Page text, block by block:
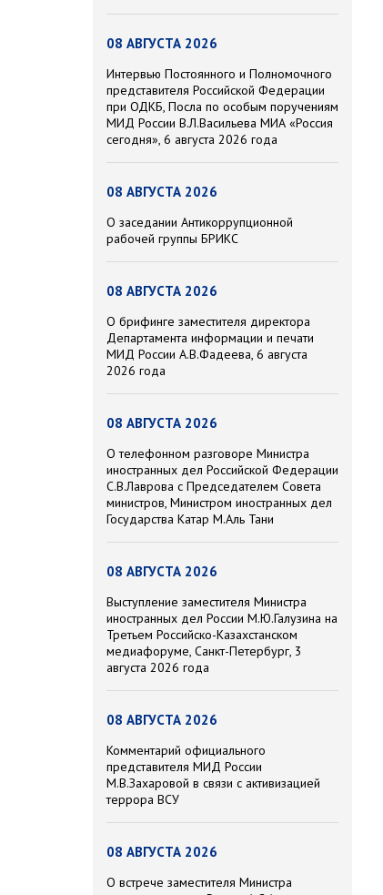
08 АВГУСТА 2026
Интервью Постоянного и Полномочного
представителя Российской Федерации
при ОДКБ, Посла по особым поручениям
МИД России В.Л.Васильева МИА «Россия
сегодня», 6 августа 2026 года
08 АВГУСТА 2026
О заседании Антикоррупционной
рабочей группы БРИКС
08 АВГУСТА 2026
О брифинге заместителя директора
Департамента информации и печати
МИД России А.В.Фадеева, 6 августа
2026 года
08 АВГУСТА 2026
О телефонном разговоре Министра
иностранных дел Российской Федерации
С.В.Лаврова с Председателем Совета
министров, Министром иностранных дел
Государства Катар М.Аль Тани
08 АВГУСТА 2026
Выступление заместителя Министра
иностранных дел России М.Ю.Галузина на
Третьем Российско-Казахстанском
медиафоруме, Санкт-Петербург, 3
августа 2026 года
08 АВГУСТА 2026
Комментарий официального
представителя МИД России
М.В.Захаровой в связи с активизацией
террора ВСУ
08 АВГУСТА 2026
О встрече заместителя Министра